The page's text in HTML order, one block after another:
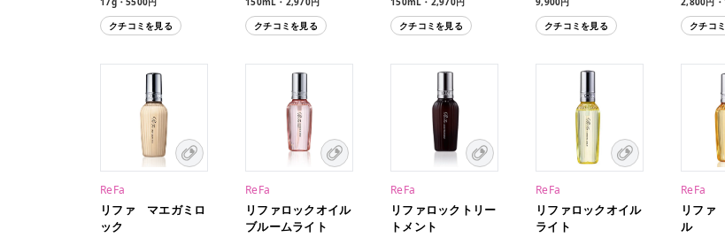
クチコミを見る
クチコミを見る
クチコミを見る
クチコミを見る
クチコ
ReFa
リファ マエガミロ
ック
ReFa
リファロックオイル
ブルームライト
ReFa
リファロックトリー
トメント
ReFa
リファロックオイル
ライト
ReFa
リファ
ル